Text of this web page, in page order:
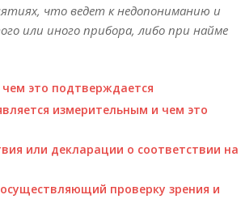
что ведет к недопониманию и
или иного прибора, либо при найме
это подтверждается
измерительным и чем это
или декларации о соответствии на
проверку зрения и